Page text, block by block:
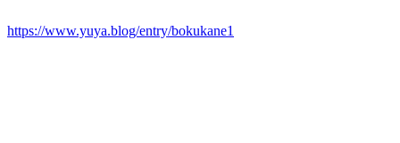
https://www.yuya.blog/entry/bokukane1